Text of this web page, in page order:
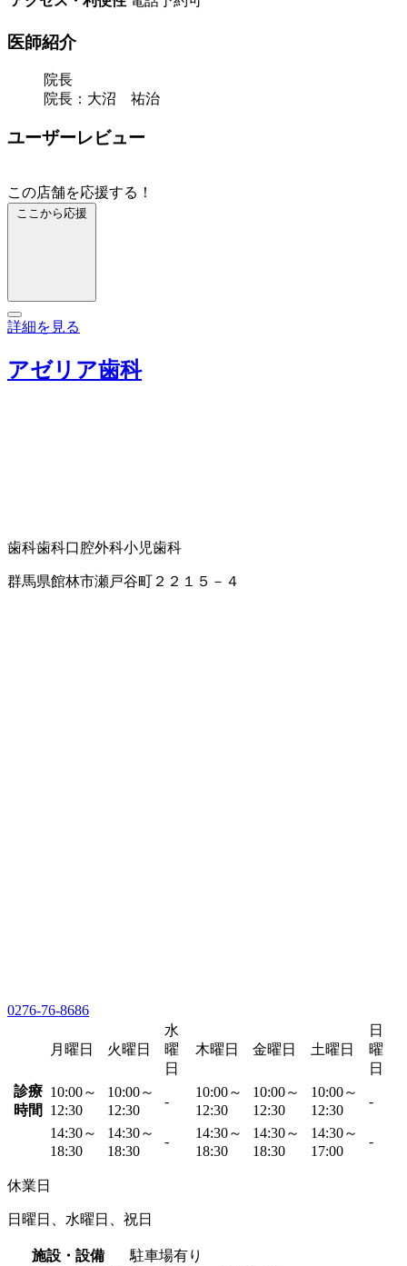
医師紹介
院長
院長：大沼 祐治
ユーザーレビュー
この店舗を応援する！
ここから応援
詳細を見る
アゼリア歯科
歯科歯科口腔外科小児歯科
群馬県館林市瀬戸谷町２２１５－４
0276-76-8686
月曜日 火曜日
水
曜
日
木曜日 金曜日 土曜日
日
曜
日
診療
時間
10:00～
12:30
10:00～
12:30
-
10:00～
12:30
10:00～
12:30
10:00～
12:30
-
14:30～
18:30
14:30～
18:30
-
14:30～
18:30
14:30～
18:30
14:30～
17:00
-
休業日
日曜日、水曜日、祝日
施設・設備
駐車場有り